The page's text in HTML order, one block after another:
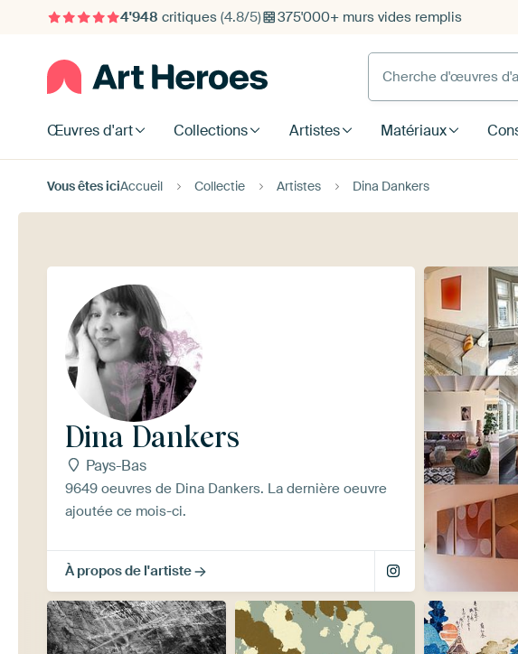
4'948 critiques (4.8/5) 375'000+ murs vides remplis
Cherche d'œuvres
Œuvres d'art Collections Artistes Matériaux
Vous êtes iciAccueil Collectie Artistes Dina Dankers
Dina Dankers
Pays-Bas
9649 oeuvres de Dina Dankers. La dernière oeuvre
ajoutée ce mois-ci.
À propos de l'artiste